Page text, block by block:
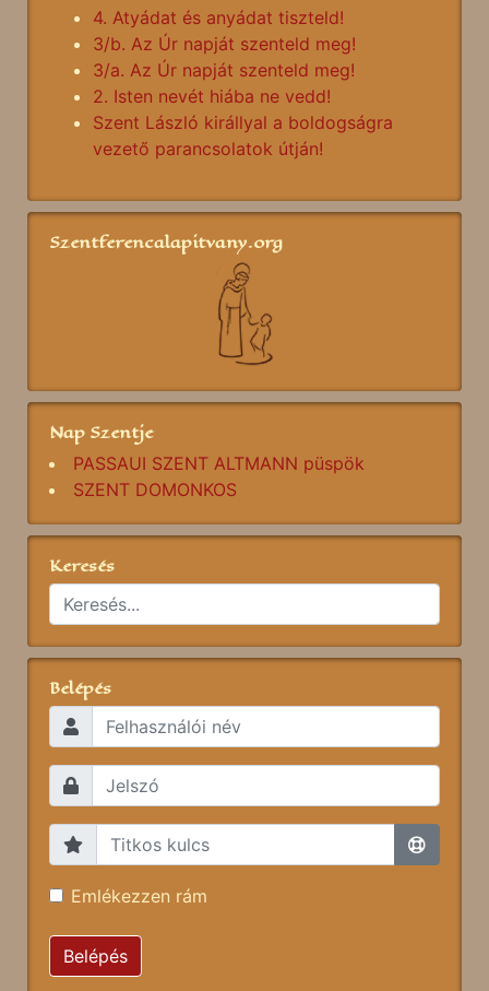
4. Atyádat és anyádat tiszteld!
3/b. Az Úr napját szenteld meg!
3/a. Az Úr napját szenteld meg!
2. Isten nevét hiába ne vedd!
Szent László királlyal a boldogságra
vezető parancsolatok útján!
Szentferencalapitvany.org
Nap Szentje
PASSAUI SZENT ALTMANN püspök
SZENT DOMONKOS
Keresés
Belépés
Emlékezzen rám
Belépés